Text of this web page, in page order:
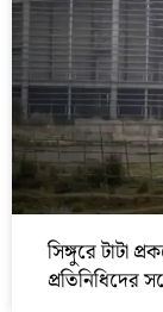
সিঙ্গুরে টাটা
প্রতিনিধিদের